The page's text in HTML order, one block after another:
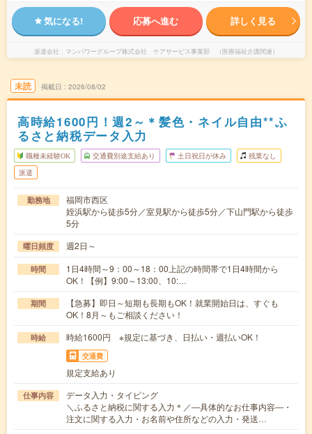
気になる! 応募へ進む 詳しく見る
派遣会社 マンパワーグループ株式会社 ケアサービス事業部 （医療福祉介護関連）
未読 掲載日 2026/08/02
高時給1600円！週2～＊髪色・ネイル自由**ふ
るさと納税データ入力
職種未経験OK 交通費別途支給あり 土日祝日が休み 残業なし
派遣
勤務地
福岡市西区
姪浜駅から徒歩5分／室見駅から徒歩5分／下山門駅から徒歩
5分
曜日頻度 週2日～
時間
1日4時間～9：00～18：00上記の時間帯で1日4時間から
OK！【例】9:00～13:00、10:…
期間
【急募】即日～短期も長期もOK！就業開始日は、すぐも
OK！8月～もご相談ください！
時給 時給1600円 ※規定に基づき、日払い・週払いOK！
交通費
規定支給あり
仕事内容
データ入力・タイピング
＼ふるさと納税に関する入力＊／―具体的なお仕事内容―・
注文に関する入力・お名前や住所などの入力・発送…